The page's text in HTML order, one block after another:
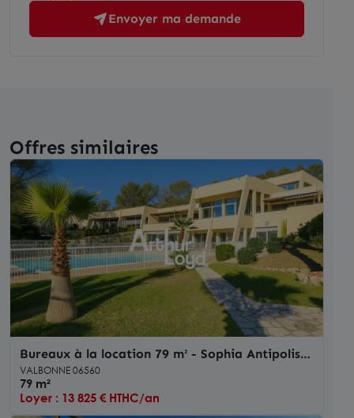
Envoyer ma demande
Offres similaires
Bureaux à la location 79 m² - Sophia Antipolis -
Environnement paysager
VALBONNE 06560
79 m²
Loyer : 13 825 € HTHC/an